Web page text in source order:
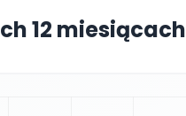
12 miesiącach